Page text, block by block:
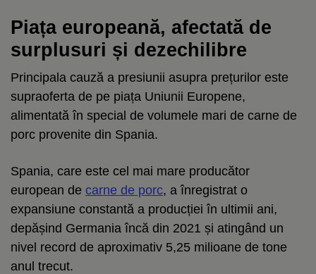
Piața europeană, afectată de
surplusuri și dezechilibre
Principala cauză a presiunii asupra prețurilor este
supraoferta de pe piața Uniunii Europene,
alimentată în special de volumele mari de carne de
porc provenite din Spania.
Spania, care este cel mai mare producător
european de carne de porc, a înregistrat o
expansiune constantă a producției în ultimii ani,
depășind Germania încă din 2021 și atingând un
nivel record de aproximativ 5,25 milioane de tone
anul trecut.